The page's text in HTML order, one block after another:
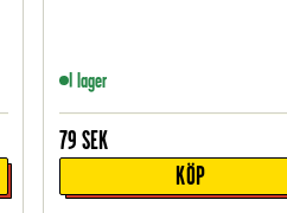
I lager
79 SEK
KÖP